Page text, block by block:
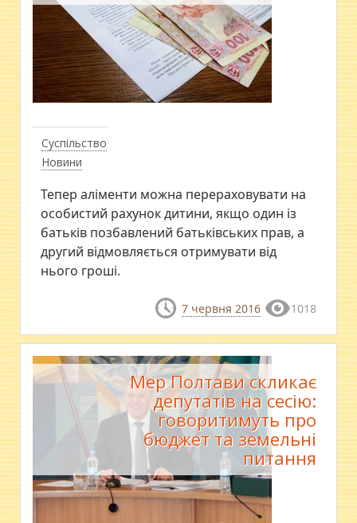
Суспільство
Новини
Тепер аліменти можна перераховувати на
особистий рахунок дитини, якщо один із
батьків позбавлений батьківських прав, а
другий відмовляється отримувати від
нього гроші.
7 червня 2016 1018
Мер Полтави скликає
депутатів на сесію:
говоритимуть про
бюджет та земельні
питання